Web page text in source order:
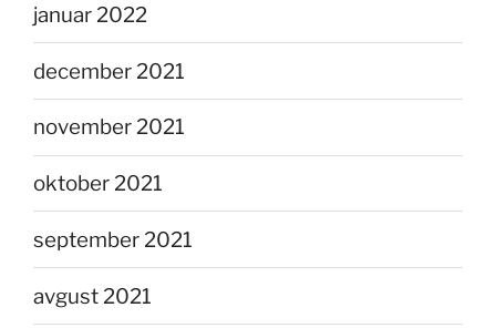
januar 2022
december 2021
november 2021
oktober 2021
september 2021
avgust 2021